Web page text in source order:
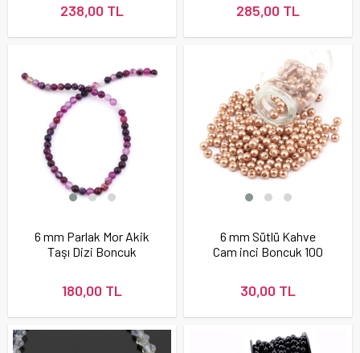
238,00 TL 285,00 TL
6 mm Parlak Mor Akik
Taşı Dizi Boncuk
180,00 TL
6 mm Sütlü Kahve
Cam inci Boncuk 100
30,00 TL